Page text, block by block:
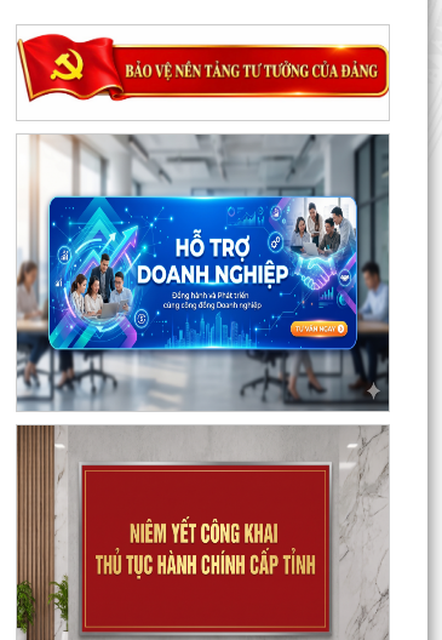
Triển khai công tác trật tự ATGT trong các cơ sở
giáo dục năm học 2026-2027
Kế hoạch thực hiện Nghị quyết số 11-NQ/TU,
ngày 15/7/2026 của Ban Chấp hành Đảng bộ
thành phố về...